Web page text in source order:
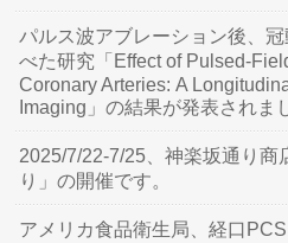
パルス波アブレーション後、
べた研究「Effect of Pulsed-
Coronary Arteries: A
Imaging」の結果が発表されま
2025/7/22-7/25、神楽坂通り商
り」の開催です。
アメリカ食品衛生局、経口